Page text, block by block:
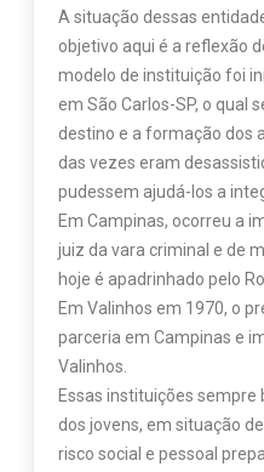
A situação dessas
objetivo aqui é a reflexão
modelo de instituição foi
em São Carlos-SP, o qual
destino e a formação dos
das vezes eram
pudessem ajudá-los a
Em Campinas, ocorreu a
juiz da vara criminal e de
hoje é apadrinhado pelo
Em Valinhos em 1970, o
parceria em Campinas e
Valinhos.
Essas instituições
dos jovens, em situação
risco social e pessoal